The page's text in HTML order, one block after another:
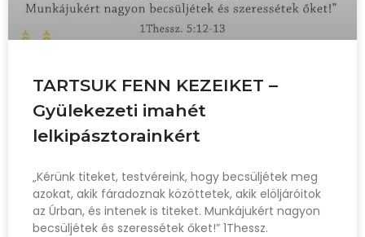
TARTSUK FENN KEZEIKET –
Gyülekezeti imahét
lelkipásztorainkért
„Kérünk titeket, testvéreink, hogy becsüljétek meg
azokat, akik fáradoznak közöttetek, akik elöljáróitok
az Úrban, és intenek is titeket. Munkájukért nagyon
becsüljétek és szeressétek őket!” 1Thessz.